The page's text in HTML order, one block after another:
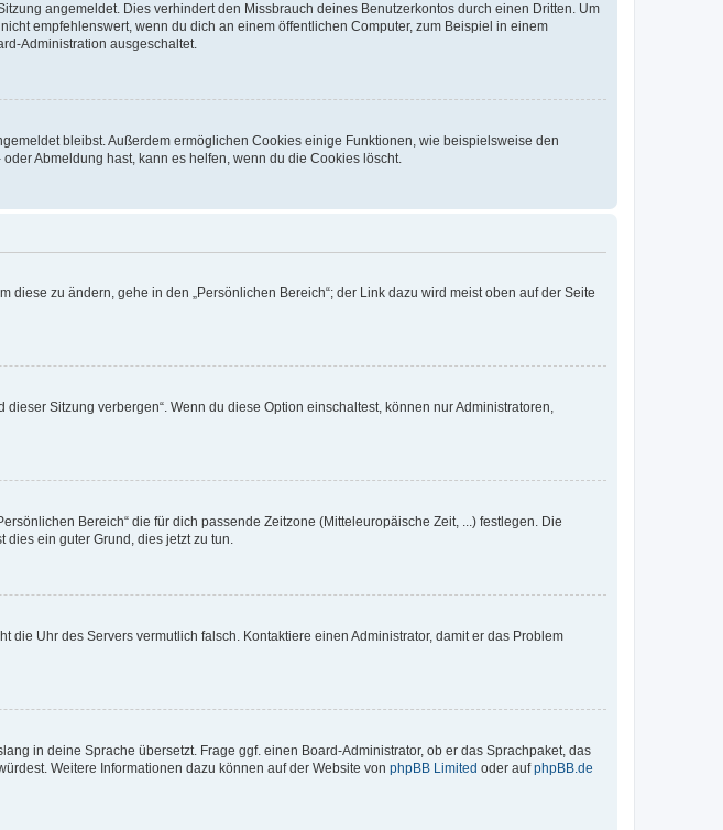
angemeldet. Dies verhindert den Missbrauch deines Benutzerkontos durch einen Dritten. Um
empfehlenswert, wenn du dich an einem öffentlichen Computer, zum Beispiel in einem
Administration ausgeschaltet.
bleibst. Außerdem ermöglichen Cookies einige Funktionen, wie beispielsweise den
Abmeldung hast, kann es helfen, wenn du die Cookies löscht.
zu ändern, gehe in den „Persönlichen Bereich“; der Link dazu wird meist oben auf der Seite
Sitzung verbergen“. Wenn du diese Option einschaltest, können nur Administratoren,
Bereich“ die für dich passende Zeitzone (Mitteleuropäische Zeit, ...) festlegen. Die
ein guter Grund, dies jetzt zu tun.
Uhr des Servers vermutlich falsch. Kontaktiere einen Administrator, damit er das Problem
in deine Sprache übersetzt. Frage ggf. einen Board-Administrator, ob er das Sprachpaket, das
Weitere Informationen dazu können auf der Website von phpBB Limited oder aufphpBB.de